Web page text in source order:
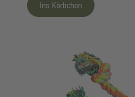
Ins Körbchen